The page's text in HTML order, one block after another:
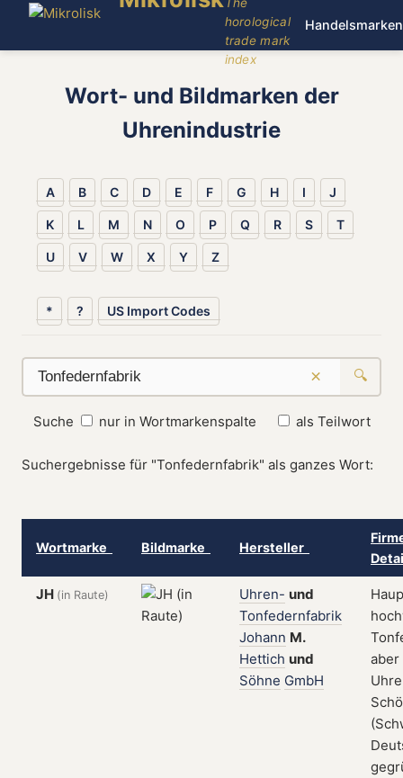
horological
trade mark
index
Handelsmarken
Wort- und Bildmarken der
Uhrenindustrie
A B C D E F G H I J
K L M N O P Q R S T
U V W X Y Z
* ? US Import Codes
× 🔍
Suche nur in Wortmarkenspalte als Teilwort
Suchergebnisse für "Tonfedernfabrik" als ganzes Wort:
Wortmarke Bildmarke Hersteller
JH (in Raute) Uhren- und
Tonfedernfabrik
Johann M.
Hettich und
Söhne GmbH
aber